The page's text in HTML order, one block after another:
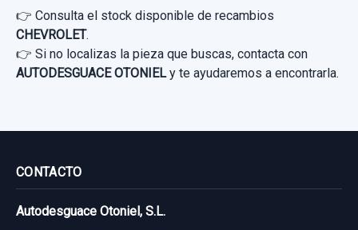
Sin IVA, gastos de envío no incluidos.
Consultar por whatsapp
BRAZO SUSPENSION SUPERIOR TRASERO
👉 Consulta el stock disponible de recambios
CHEVROLET.
👉 Si no localizas la pieza que buscas, contacta con
AUTODESGUACE OTONIELy te ayudaremos a encontrarla.
CONTACTO
Autodesguace Otoniel, S.L.